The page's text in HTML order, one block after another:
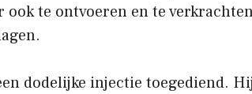
ook te ontvoeren en te
dodelijke injectie toegediend.